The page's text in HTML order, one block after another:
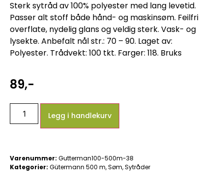
Sterk sytråd av 100% polyester med lang levetid.
Passer alt stoff både hånd- og maskinsøm. Feilfri
overflate, nydelig glans og veldig sterk. Vask- og
lysekte. Anbefalt nål str.: 70 – 90. Laget av:
Polyester. Trådvekt: 100 tkt. Farger: 118. Bruks
89,-
Legg i handlekurv
Varenummer: Gutterman100-500m-38
Kategorier: Gütermann 500 m,Søm,Sytråder